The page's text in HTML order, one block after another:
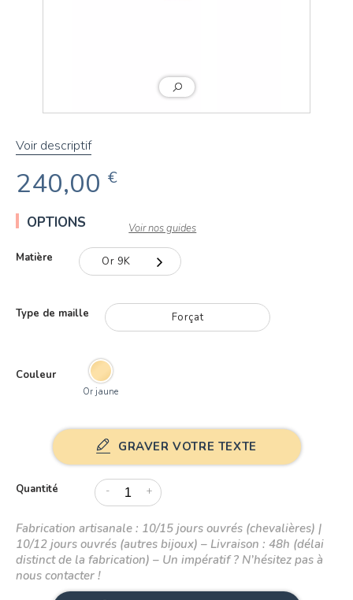
Voir descriptif
240,00 €
OPTIONS Voir nos guides
Matière Or 9K
Or 18K
Type de maille Forçat
Couleur
Or jaune
GRAVER VOTRE TEXTE
Quantité - +
Fabrication artisanale : 10/15 jours ouvrés (chevalières) |
10/12 jours ouvrés (autres bijoux) – Livraison : 48h (délai
distinct de la fabrication) – Un impératif ? N’hésitez pas à
nous contacter !